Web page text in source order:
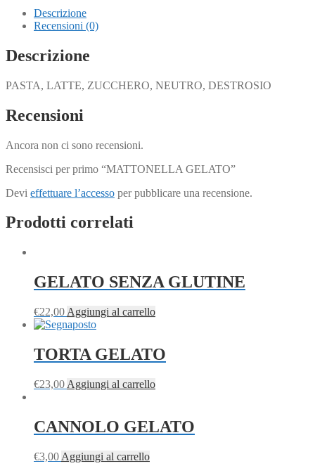
Descrizione
Recensioni (0)
Descrizione
PASTA, LATTE, ZUCCHERO, NEUTRO, DESTROSIO
Recensioni
Ancora non ci sono recensioni.
Recensisci per primo “MATTONELLA GELATO”
Devi effettuare l’accesso per pubblicare una recensione.
Prodotti correlati
GELATO SENZA GLUTINE
€22,00 Aggiungi al carrello
TORTA GELATO
€23,00 Aggiungi al carrello
CANNOLO GELATO
€3,00 Aggiungi al carrello